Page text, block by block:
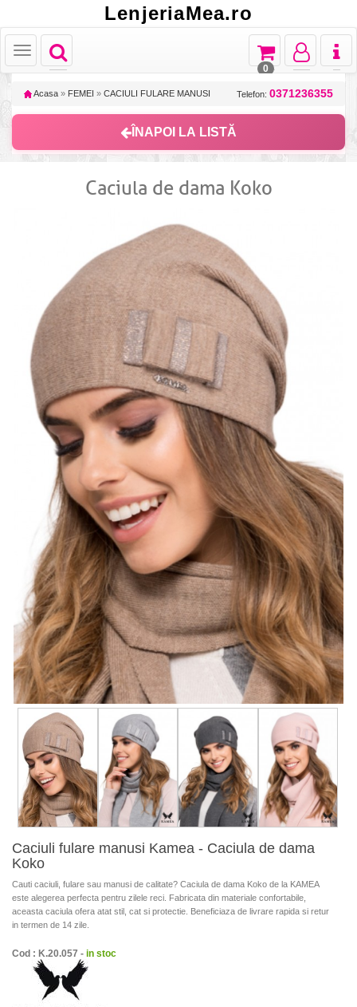
LenjeriaMea.ro
Toggle
navigation
Toggle
Toggle
navigation
Toggle
navigation
Toggle
navigation
0
Acasa » FEMEI » CACIULI FULARE MANUSI Telefon: 0371236355
ÎNAPOI LA LISTĂ
Caciula de dama Koko
Caciuli fulare manusi Kamea - Caciula de dama
Koko
Cauti caciuli, fulare sau manusi de calitate? Caciula de dama Koko de la KAMEA
este alegerea perfecta pentru zilele reci. Fabricata din materiale confortabile,
aceasta caciula ofera atat stil, cat si protectie. Beneficiaza de livrare rapida si retur
in termen de 14 zile.
Cod : K.20.057 - in stoc